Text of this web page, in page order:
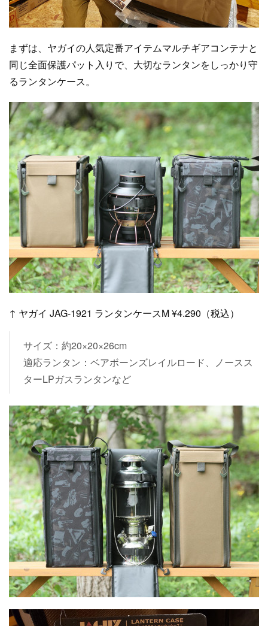
まずは、ヤガイの人気定番アイテムマルチギアコンテナと
同じ全面保護パット入りで、大切なランタンをしっかり守
るランタンケース。
↑ ヤガイ JAG-1921 ランタンケースM ¥4.290（税込）
サイズ：約20×20×26cm
適応ランタン：ベアボーンズレイルロード、ノースス
ターLPガスランタンなど